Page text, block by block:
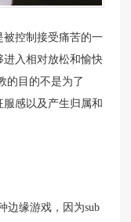
控制接受痛苦的一
入相对放松和愉快
的目的不是为了
感以及产生归属和
边缘游戏，因为sub